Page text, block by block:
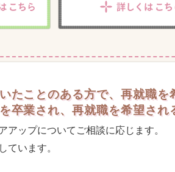
野におけるレベルアップコース「が
（院内のみでアクセス可能です）
のみでアクセス可能です）
看護職員研修「院内BLS・AED」「導
理・抜去」「フィジカルアセスメン
した（院内のみでアクセス可能です）
注射研修」研修資料等を更新しまし
たことのある方で、再就職を
卒業され、再就職を希望され
アップについてご相談に応じます。
ています。